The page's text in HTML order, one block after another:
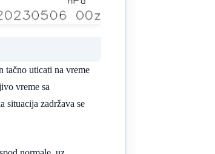
tačno uticati na vreme
vreme sa
situacija zadržava se